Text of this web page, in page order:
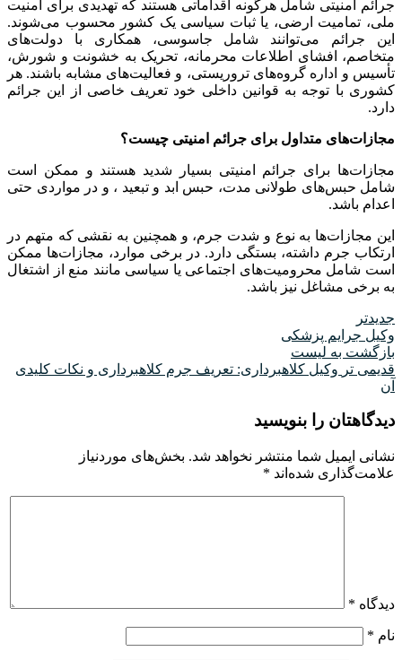
جرائم امنیتی شامل هرگونه اقداماتی هستند که تهدیدی برای امنیت
ملی، تمامیت ارضی، یا ثبات سیاسی یک کشور محسوب می‌شوند.
این جرائم می‌توانند شامل جاسوسی، همکاری با دولت‌های
متخاصم، افشای اطلاعات محرمانه، تحریک به خشونت و شورش،
تأسیس و اداره گروه‌های تروریستی، و فعالیت‌های مشابه باشند. هر
کشوری با توجه به قوانین داخلی خود تعریف خاصی از این جرائم
دارد.
مجازات‌های متداول برای جرائم امنیتی چیست؟
مجازات‌ها برای جرائم امنیتی بسیار شدید هستند و ممکن است
شامل حبس‌های طولانی‌ مدت، حبس ابد و تبعید ، و در مواردی حتی
اعدام باشد.
این مجازات‌ها به نوع و شدت جرم، و همچنین به نقشی که متهم در
ارتکاب جرم داشته، بستگی دارد. در برخی موارد، مجازات‌ها ممکن
است شامل محرومیت‌های اجتماعی یا سیاسی مانند منع از اشتغال
به برخی مشاغل نیز باشد.
جدیدتر
وکیل جرایم پزشکی
بازگشت به لیست
قدیمی تر وکیل کلاهبرداری: تعریف جرم کلاهبرداری و نکات کلیدی
آن
دیدگاهتان را بنویسید
نشانی ایمیل شما منتشر نخواهد شد. بخش‌های موردنیاز
علامت‌گذاری شده‌اند *
دیدگاه *
نام *